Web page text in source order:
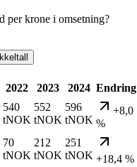
per krone i omsetning?
2022 2023 2024 Endring
540
tNOK
552
tNOK
596
tNOK
+8,0
%
70
tNOK
212
tNOK
251
tNOK +18,4 %